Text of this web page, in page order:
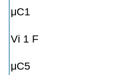
μC1
Vi 1 F
μC5